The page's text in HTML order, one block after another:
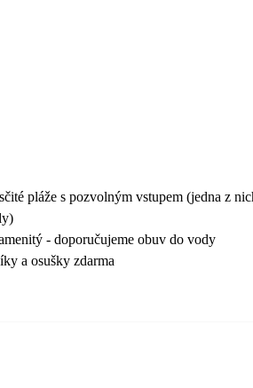
pláže s pozvolným vstupem (jedna z
- doporučujeme obuv do vody
a osušky zdarma